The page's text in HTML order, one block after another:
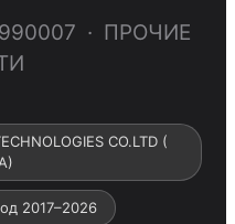
· ПРОЧИЕ
CO.LTD (
2017–2026